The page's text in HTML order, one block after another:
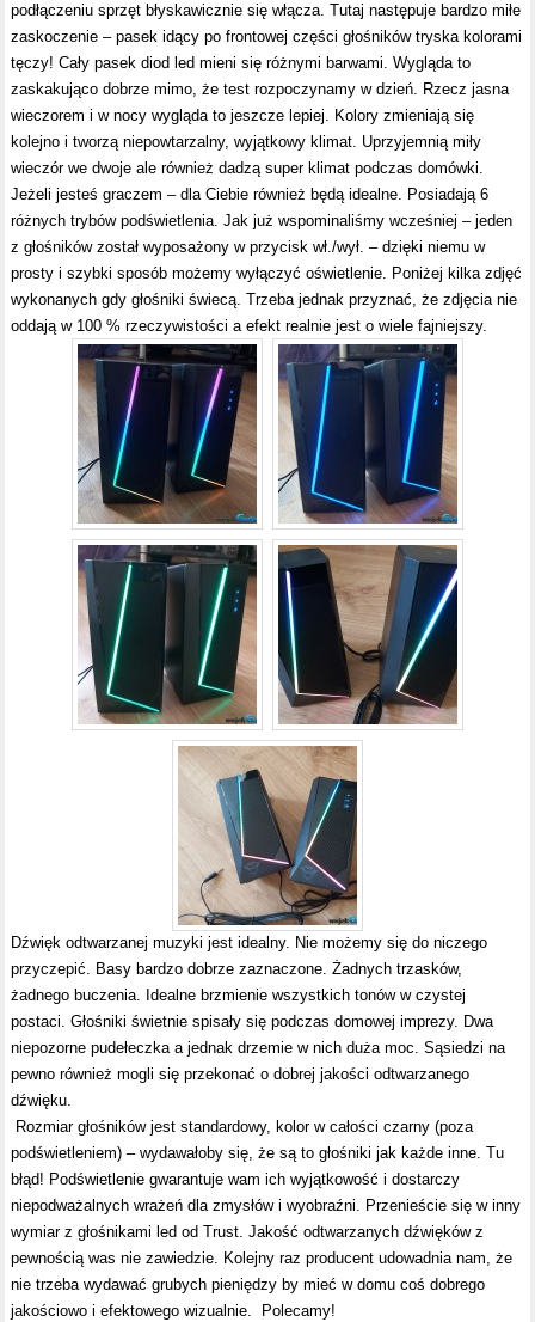
podłączeniu sprzęt błyskawicznie się włącza. Tutaj następuje bardzo miłe
zaskoczenie – pasek idący po frontowej części głośników tryska kolorami
tęczy! Cały pasek diod led mieni się różnymi barwami. Wygląda to
zaskakująco dobrze mimo, że test rozpoczynamy w dzień. Rzecz jasna
wieczorem i w nocy wygląda to jeszcze lepiej. Kolory zmieniają się
kolejno i tworzą niepowtarzalny, wyjątkowy klimat. Uprzyjemnią miły
wieczór we dwoje ale również dadzą super klimat podczas domówki.
Jeżeli jesteś graczem – dla Ciebie również będą idealne. Posiadają 6
różnych trybów podświetlenia. Jak już wspominaliśmy wcześniej – jeden
z głośników został wyposażony w przycisk wł./wył. – dzięki niemu w
prosty i szybki sposób możemy wyłączyć oświetlenie. Poniżej kilka zdjęć
wykonanych gdy głośniki świecą. Trzeba jednak przyznać, że zdjęcia nie
oddają w 100 % rzeczywistości a efekt realnie jest o wiele fajniejszy.
Dźwięk odtwarzanej muzyki jest idealny. Nie możemy się do niczego
przyczepić. Basy bardzo dobrze zaznaczone. Żadnych trzasków,
żadnego buczenia. Idealne brzmienie wszystkich tonów w czystej
postaci. Głośniki świetnie spisały się podczas domowej imprezy. Dwa
niepozorne pudełeczka a jednak drzemie w nich duża moc. Sąsiedzi na
pewno również mogli się przekonać o dobrej jakości odtwarzanego
dźwięku.
Rozmiar głośników jest standardowy, kolor w całości czarny (poza
podświetleniem) – wydawałoby się, że są to głośniki jak każde inne. Tu
błąd! Podświetlenie gwarantuje wam ich wyjątkowość i dostarczy
niepodważalnych wrażeń dla zmysłów i wyobraźni. Przenieście się w inny
wymiar z głośnikami led od Trust. Jakość odtwarzanych dźwięków z
pewnością was nie zawiedzie. Kolejny raz producent udowadnia nam, że
nie trzeba wydawać grubych pieniędzy by mieć w domu coś dobrego
jakościowo i efektowego wizualnie. Polecamy!